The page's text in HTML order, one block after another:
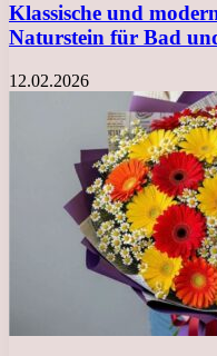
Klassische und
Naturstein für Bad
12.02.2026